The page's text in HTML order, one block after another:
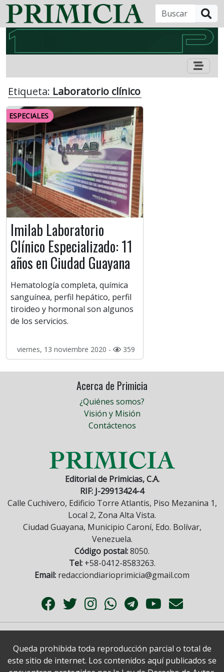
Etiqueta: Laboratorio clínico
ESPECIALES
Imilab Laboratorio
Clínico Especializado: 11
años en Ciudad Guayana
Hematología completa, química
sanguínea, perfil hepático, perfil
tiroideo y hormonal son algunos
de los servicios.
viernes, 13 noviembre 2020 - 359
Acerca de Primicia
¿Quiénes somos?
Visión y Misión
Contáctenos
Editorial de Primicias, C.A.
RIF: J-29913424-4
Calle Cuchivero, Edificio Torre Atlantis, Piso Mezanina 1,
Local 2, Zona Alta Vista.
Ciudad Guayana, Municipio Caroní, Edo. Bolívar,
Venezuela.
Código postal:8050.
Tel:+58-0412-8583263.
Email: redacciondiarioprimicia@gmail.com
Queda prohibida toda reproducción parcial o total de
este sitio de internet. Los contenidos aquí publicados se